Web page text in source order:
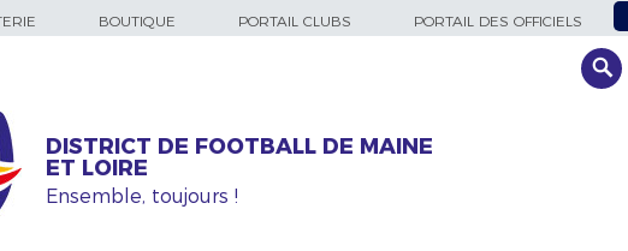
BOUTIQUE PORTAIL CLUBS PORTAIL DES OFFICIELS
DISTRICT DE FOOTBALL DE MAINE
ET LOIRE
Ensemble, toujours !